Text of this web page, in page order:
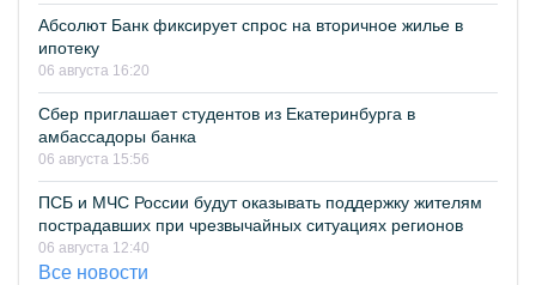
Абсолют Банк фиксирует спрос на вторичное жилье в
ипотеку
06 августа 16:20
Сбер приглашает студентов из Екатеринбурга в
амбассадоры банка
06 августа 15:56
ПСБ и МЧС России будут оказывать поддержку жителям
пострадавших при чрезвычайных ситуациях регионов
06 августа 12:40
Все новости